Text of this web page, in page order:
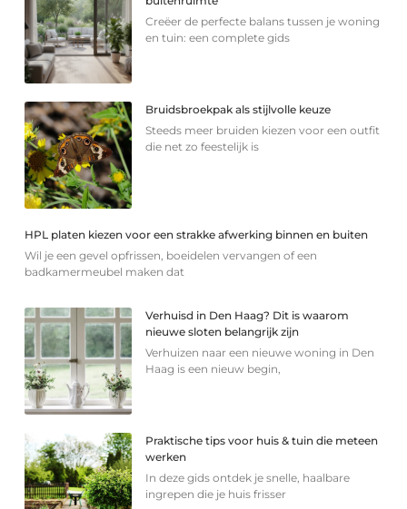
Creëer de perfecte balans tussen je woning
en tuin: een complete gids
Bruidsbroekpak als stijlvolle keuze
Steeds meer bruiden kiezen voor een outfit
die net zo feestelijk is
HPL platen kiezen voor een strakke afwerking binnen en buiten
Wil je een gevel opfrissen, boeidelen vervangen of een
badkamermeubel maken dat
Verhuisd in Den Haag? Dit is waarom
nieuwe sloten belangrijk zijn
Verhuizen naar een nieuwe woning in Den
Haag is een nieuw begin,
Praktische tips voor huis & tuin die meteen
werken
In deze gids ontdek je snelle, haalbare
ingrepen die je huis frisser